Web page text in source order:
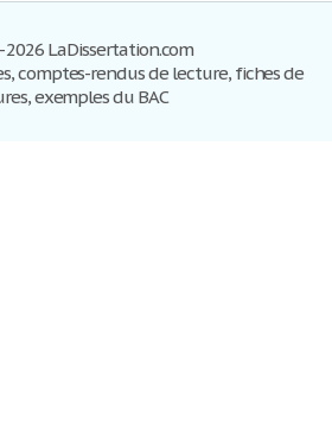
LaDissertation.com
comptes-rendus de lecture, fiches de
exemples du BAC